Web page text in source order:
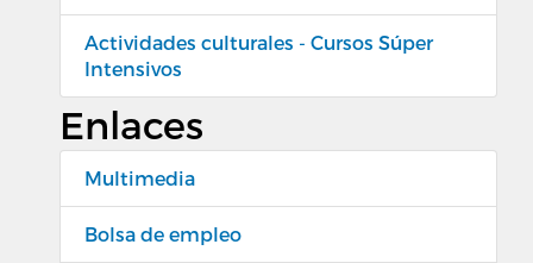
Actividades culturales - Cursos Súper
Intensivos
Enlaces
Multimedia
Bolsa de empleo